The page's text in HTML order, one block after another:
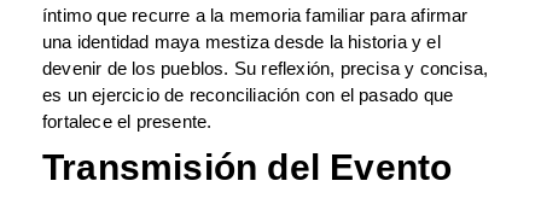
íntimo que recurre a la memoria familiar para afirmar
una identidad maya mestiza desde la historia y el
devenir de los pueblos. Su reflexión, precisa y concisa,
es un ejercicio de reconciliación con el pasado que
fortalece el presente.
Transmisión del Evento